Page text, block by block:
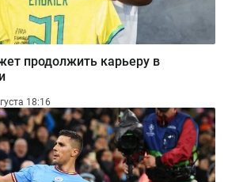
продолжить карьеру в
18:16